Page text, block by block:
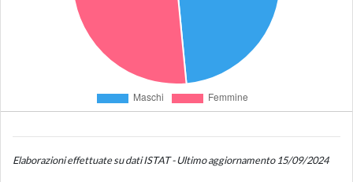
Elaborazioni effettuate su dati ISTAT - Ultimo aggiornamento 15/09/2024